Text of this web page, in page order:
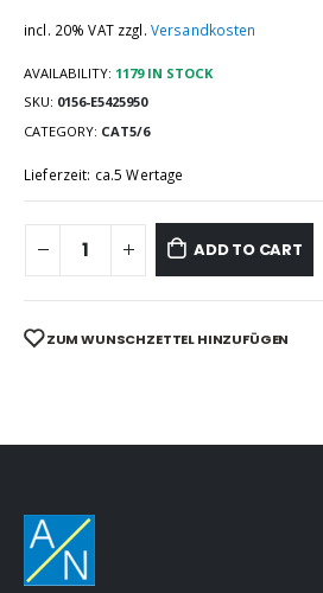
incl. 20% VAT zzgl. Versandkosten
AVAILABILITY: 1179 IN STOCK
SKU: 0156-E5425950
CATEGORY: CAT5/6
Lieferzeit: ca.5 Wertage
ADD TO CART
ZUM WUNSCHZETTEL HINZUFÜGEN